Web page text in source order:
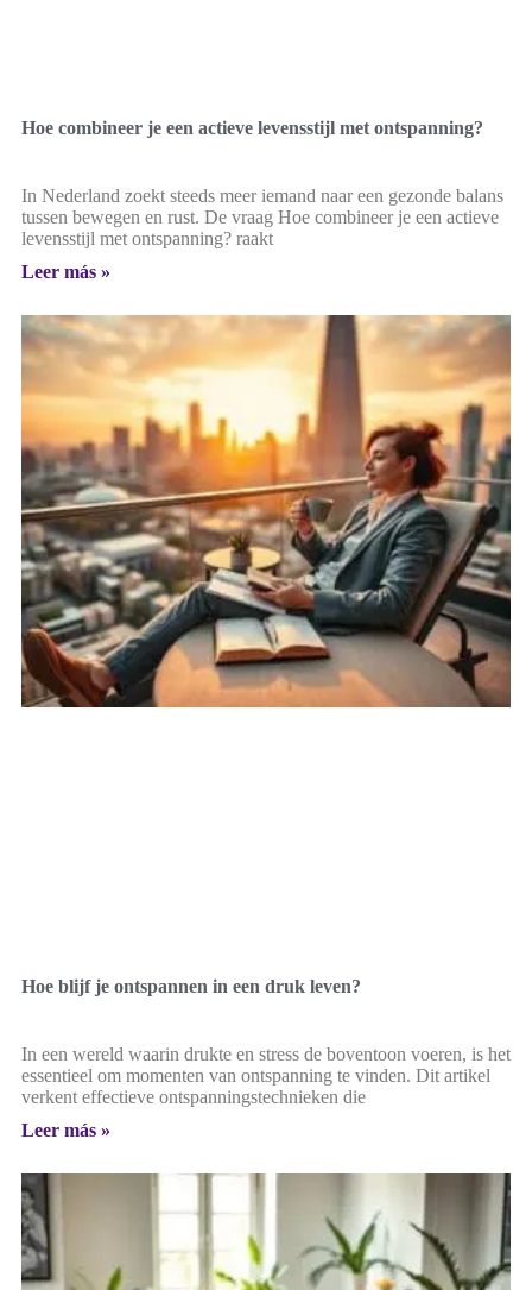
Hoe combineer je een actieve levensstijl met ontspanning?
In Nederland zoekt steeds meer iemand naar een gezonde balans
tussen bewegen en rust. De vraag Hoe combineer je een actieve
levensstijl met ontspanning? raakt
Leer más »
Hoe blijf je ontspannen in een druk leven?
In een wereld waarin drukte en stress de boventoon voeren, is het
essentieel om momenten van ontspanning te vinden. Dit artikel
verkent effectieve ontspanningstechnieken die
Leer más »